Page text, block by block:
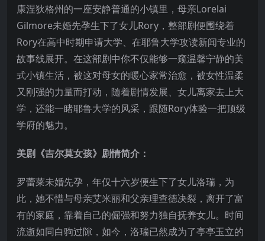
康涅狄格州的一座安静普通的小镇里，母亲Lorelai
Gilmore未婚先孕生下了女儿Rory，整部剧便围绕着
Rory在高中时期申请大学、在耶鲁大学攻读新闻专业的
故事线展开。在这部剧中你不仅能够一窥温馨宁静的美
式小镇生活，被这对母女的暖心家常治愈，被女性温柔
又刚强的力量而打动，随着剧情发展、女儿离家去上大
学，还能一睹耶鲁大学的风采，跟随Rory体验一把顶级
学府的魅力。
美剧《吉尔莫女孩》剧情简介：
罗蕾莱未婚先孕，年仅十六岁便生下了女儿洛瑞，为
此，她不惜与母亲艾米丽和父亲理查德决裂，离开了富
有的家庭，靠着自己的倔强和努力独自抚养女儿。时间
流逝如同白驹过隙，如今，洛瑞已然成为了亭亭玉立的